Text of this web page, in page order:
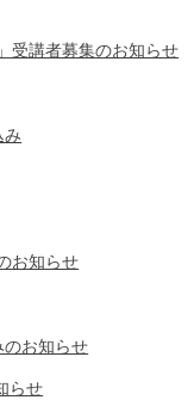
受講者募集のお知らせ
み
お知らせ
のお知らせ
らせ